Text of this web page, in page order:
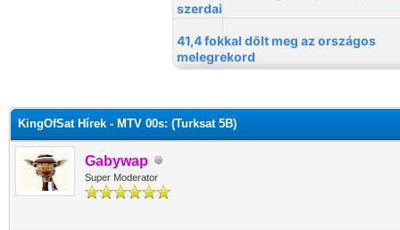
KingOfSat Hírek - MTV 00s: (Turksat 5B)
Gabywap
Super Moderator